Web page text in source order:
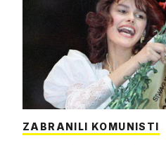
ZABRANILI KOMUNISTI